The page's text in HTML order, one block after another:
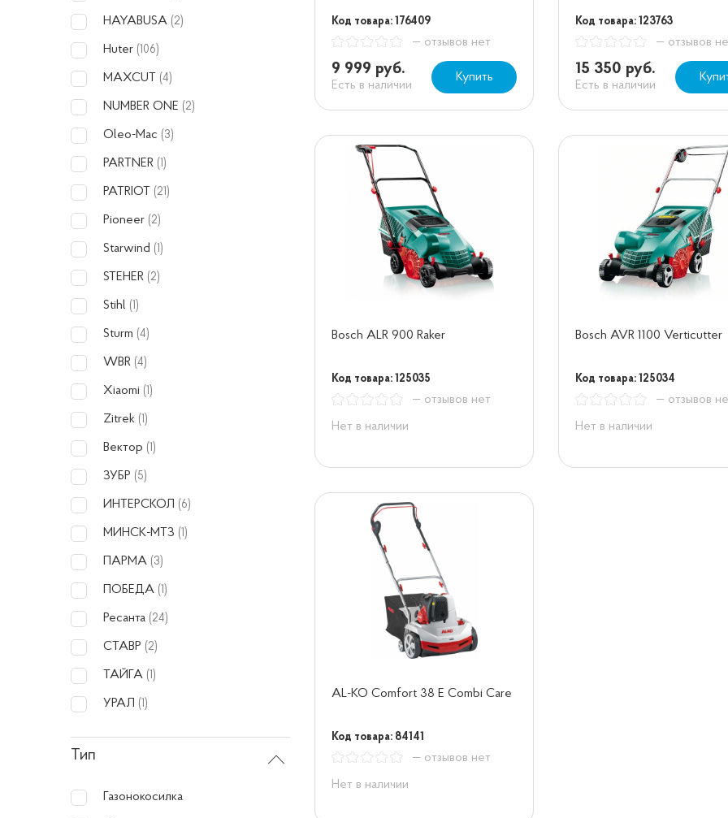
HAYABUSA (2)
Huter (106)
MAXCUT (4)
NUMBER ONE (2)
Oleo-Mac (3)
PARTNER (1)
PATRIOT (21)
Pioneer (2)
Starwind (1)
STEHER (2)
Stihl (1)
Sturm (4)
WBR (4)
Xiaomi (1)
Zitrek (1)
Вектор (1)
ЗУБР (5)
ИНТЕРСКОЛ (6)
МИНСК-МТЗ (1)
ПАРМА (3)
ПОБЕДА (1)
Ресанта (24)
СТАВР (2)
ТАЙГА (1)
УРАЛ (1)
Тип
Газонокосилка
Код товара: 176409
— отзывов нет
9 999 руб.
Есть в наличии
Купить
Код товара: 123763
— отзывов
15 350 руб.
Есть в наличии
Bosch ALR 900 Raker
Код товара: 125035
— отзывов нет
Нет в наличии
Bosch AVR 1100 Verticutter
Код товара: 125034
— отзывов
Нет в наличии
AL-KO Comfort 38 E Combi Care
Код товара: 84141
— отзывов нет
Нет в наличии